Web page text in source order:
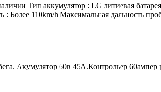
Тип аккумулятор : LG литиевая
: Более 110km/h Максимальная дальность
Акумулятор 60в 45А.Контрольер